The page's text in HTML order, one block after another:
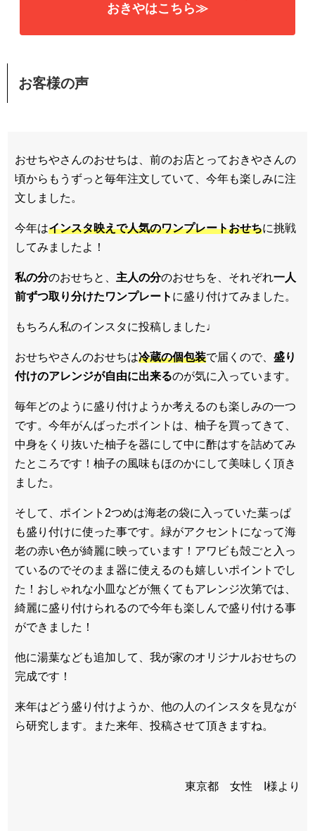
おきやはこちら≫
お客様の声
おせちやさんのおせちは、前のお店とっておきやさんの
頃からもうずっと毎年注文していて、今年も楽しみに注
文しました。
今年はインスタ映えで人気のワンプレートおせちに挑戦
してみましたよ！
私の分のおせちと、 主人の分のおせちを、それぞれ一人
前ずつ取り分けたワンプレート に盛り付けてみました。
もちろん私のインスタに投稿しました♩
おせちやさんのおせちは冷蔵の個包装で届くので、 盛り
付けのアレンジが自由に出来るのが気に入っています。
毎年どのように盛り付けようか考えるのも楽しみの一つ
です。今年がんばったポイントは、柚子を買ってきて、
中身をくり抜いた柚子を器にして中に酢はすを詰めてみ
たところです！柚子の風味もほのかにして美味しく頂き
ました。
そして、ポイント2つめは海老の袋に入っていた葉っぱ
も盛り付けに使った事です。緑がアクセントになって海
老の赤い色が綺麗に映っています！アワビも殻ごと入っ
ているのでそのまま器に使えるのも嬉しいポイントでし
た！おしゃれな小皿などが無くてもアレンジ次第では、
綺麗に盛り付けられるので今年も楽しんで盛り付ける事
ができました！
他に湯葉なども追加して、我が家のオリジナルおせちの
完成です！
来年はどう盛り付けようか、他の人のインスタを見なが
ら研究します。また来年、投稿させて頂きますね。
東京都 女性 I様より